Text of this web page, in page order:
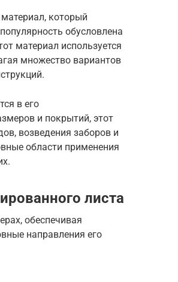
который
обусловлена
материал используется
множество вариантов
в его
и покрытий, этот
возведения заборов и
области применения
листа
обеспечивая
направления его